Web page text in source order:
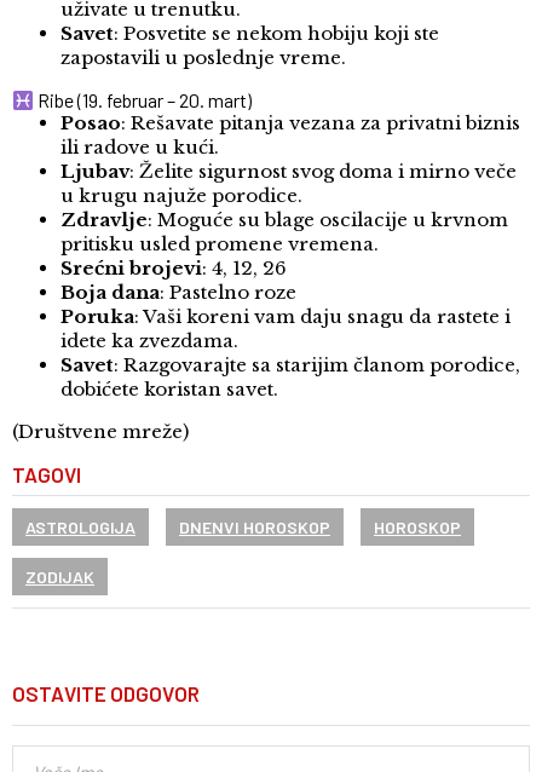
uživate u trenutku.
Savet: Posvetite se nekom hobiju koji ste
zapostavili u poslednje vreme.
Ribe (19. februar – 20. mart)
Posao: Rešavate pitanja vezana za privatni biznis
ili radove u kući.
Ljubav: Želite sigurnost svog doma i mirno veče
u krugu najuže porodice.
Zdravlje: Moguće su blage oscilacije u krvnom
pritisku usled promene vremena.
Srećni brojevi: 4, 12, 26
Boja dana: Pastelno roze
Poruka: Vaši koreni vam daju snagu da rastete i
idete ka zvezdama.
Savet: Razgovarajte sa starijim članom porodice,
dobićete koristan savet.
(Društvene mreže)
TAGOVI
ASTROLOGIJA DNENVI HOROSKOP HOROSKOP
ZODIJAK
OSTAVITE ODGOVOR